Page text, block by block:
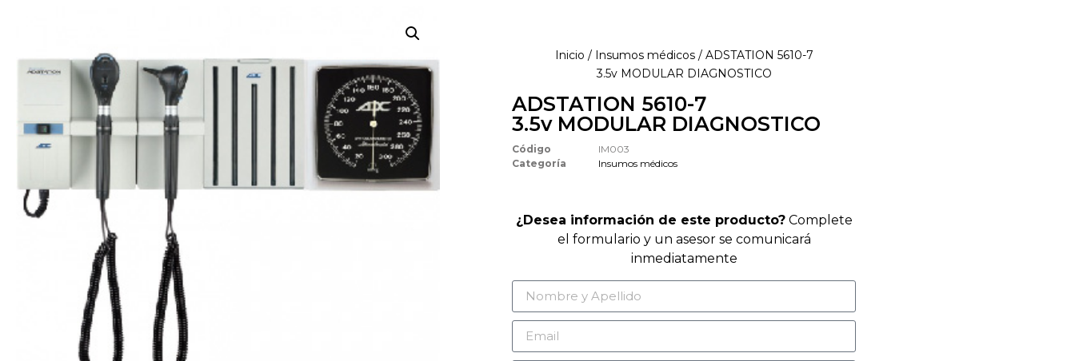
Inicio / Insumos médicos/ ADSTATION 5610-7
3.5v MODULAR DIAGNOSTICO
ADSTATION 5610-7
3.5v MODULAR DIAGNOSTICO
Código
IM003
Categoría
Insumos médicos
¿Desea información de este producto?Complete
el formulario y un asesor se comunicará
inmediatamente